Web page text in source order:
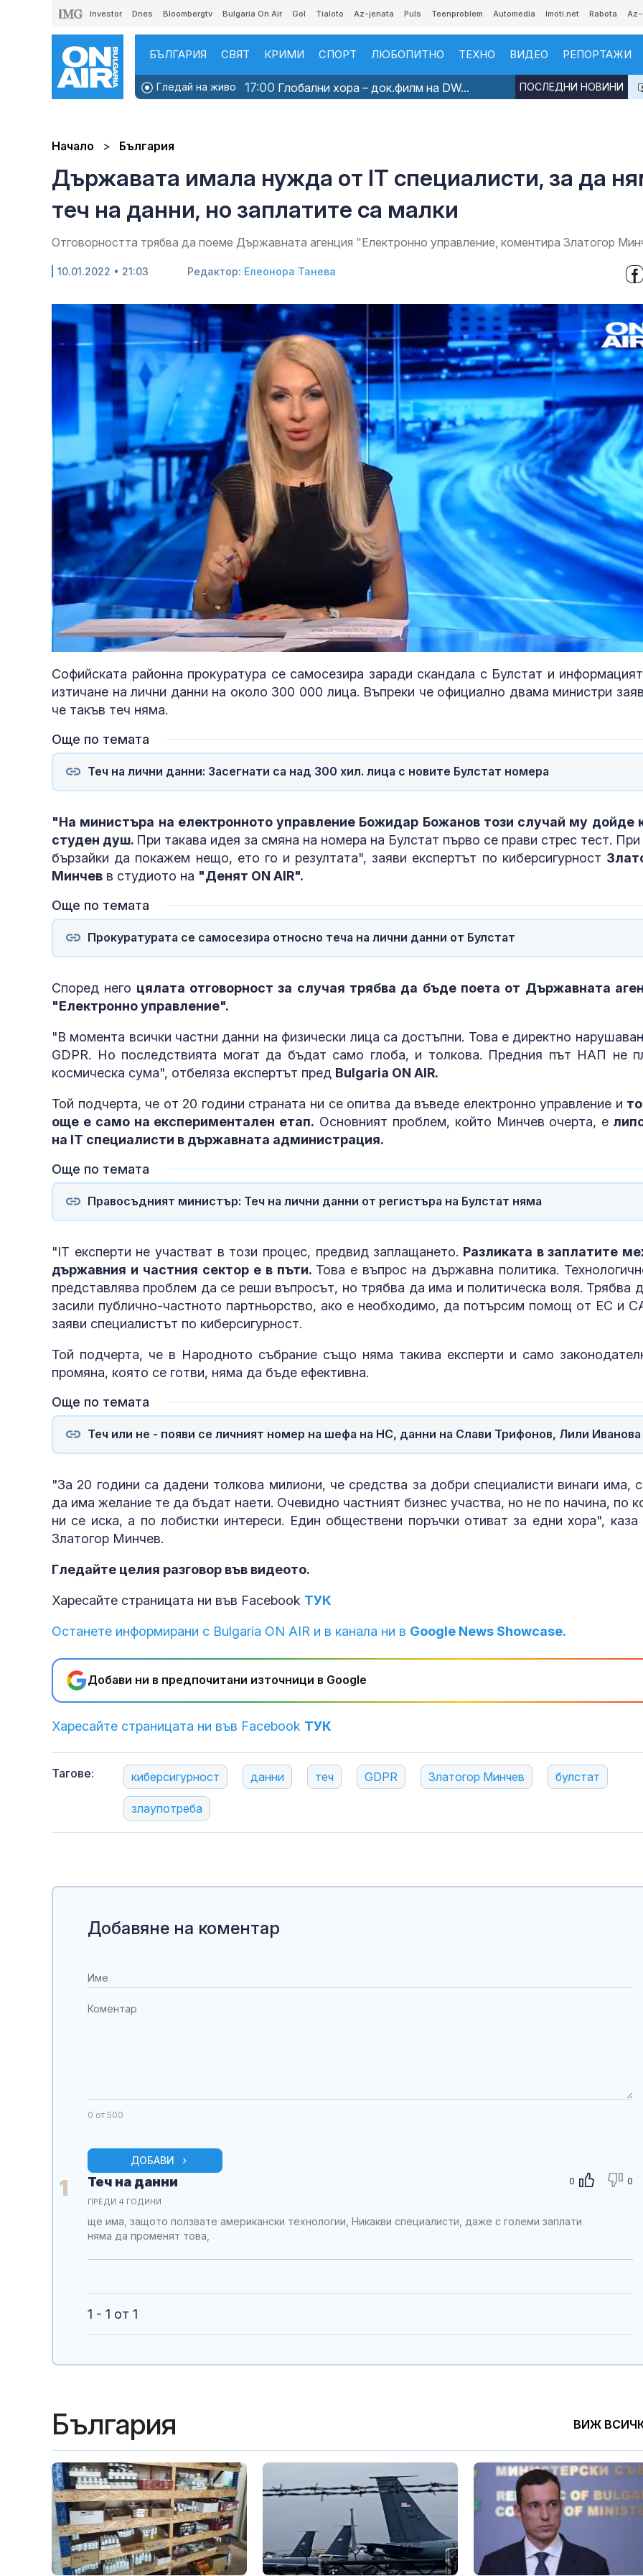
Investor Dnes Bloombergtv Bulgaria On Air Gol Tialoto Az-jenata Puls Teenproblem Automedia Imoti.net Rabota
БЪЛГАРИЯ СВЯТ КРИМИ СПОРТ ЛЮБОПИТНО ТЕХНО ВИДЕО РЕПОРТАЖИ
Гледай на живо 17:00 Глобални хора – док.филм на DW... ПОСЛЕДНИ НОВИНИ
Начало България
Държавата имала нужда от IT специалисти, за да
теч на данни, но заплатите са малки
Отговорността трябва да поеме Държавната агенция "Електронно управление, коментира Златогор
10.01.2022 • 21:03 Редактор: Елеонора Танева
Loaded:
1.68%
Софийската районна прокуратура се самосезира заради скандала с Булстат и
изтичане на лични данни на около 300 000 лица. Въпреки че официално двама министри
че такъв теч няма.
Още по темата
Теч на лични данни: Засегнати са над 300 хил. лица с новите Булстат номера
"На министъра на електронното управление Божидар Божанов този случай му дойде
студен душ. При такава идея за смяна на номера на Булстат първо се прави стрес тест. При
бързайки да покажем нещо, ето го и резултата", заяви експертът по киберсигурност
Минчев в студиото на "Денят ON AIR".
Още по темата
Прокуратурата се самосезира относно теча на лични данни от Булстат
Според него цялата отговорност за случая трябва да бъде поета от Държавната
"Електронно управление".
"В момента всички частни данни на физически лица са достъпни. Това е директно
GDPR. Но последствията могат да бъдат само глоба, и толкова. Предния път НАП не
космическа сума", отбеляза експертът пред Bulgaria ON AIR.
Той подчерта, че от 20 години страната ни се опитва да въведе електронно управление и
още е само на експериментален етап. Основният проблем, който Минчев очерта, е
на IT специалисти в държавната администрация.
Още по темата
Правосъдният министър: Теч на лични данни от регистъра на Булстат няма
"IT експерти не участват в този процес, предвид заплащането. Разликата в заплатите
държавния и частния сектор е в пъти. Това е въпрос на държавна политика.
представлява проблем да се реши въпросът, но трябва да има и политическа воля. Трябва
засили публично-частното партньорство, ако е необходимо, да потърсим помощ от ЕС и
заяви специалистът по киберсигурност.
Той подчерта, че в Народното събрание също няма такива експерти и само
промяна, която се готви, няма да бъде ефективна.
Още по темата
Теч или не - появи се личният номер на шефа на НС, данни на Слави Трифонов, Лили Иванова
"За 20 години са дадени толкова милиони, че средства за добри специалисти винаги има,
да има желание те да бъдат наети. Очевидно частният бизнес участва, но не по начина, по
ни се иска, а по лобистки интереси. Един обществени поръчки отиват за едни хора",
Златогор Минчев.
Гледайте целия разговор във видеото.
Харесайте страницата ни във Facebook ТУК
Останете информирани с Bulgaria ON AIR и в канала ни в Google News Showcase.
Добави ни в предпочитани източници в Google
Харесайте страницата ни във Facebook ТУК
Тагове: киберсигурност данни теч GDPR Златогор Минчев булстат
злаупотреба
Добавяне на коментар
0 от 500
ДОБАВИ
1 0 0
Теч на данни
ПРЕДИ 4 ГОДИНИ
ще има, защото ползвате американски технологии, Никакви специалисти, даже с големи заплати
няма да променят това,
1 - 1 от 1
България ВИЖ